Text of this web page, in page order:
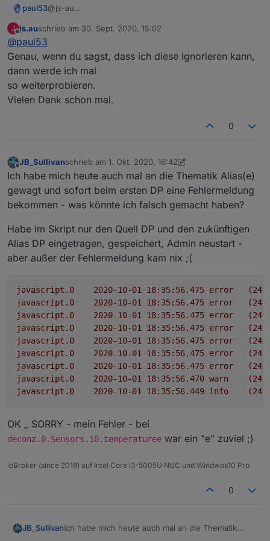
paul53@js-au
anmeckert, die er nicht kennt ?
Das solltest Du ignorieren.
J
Offline
js.auschrieb am 30. Sept. 2020, 15:02
zuletzt editiert von
@paul53
Genau, wenn du sagst, dass ich diese ignorieren kann,
dann werde ich mal
so weiterprobieren.
Vielen Dank schon mal.
0
Offline
JB_Sullivanschrieb am 1. Okt. 2020, 16:42
zuletzt editiert von JB_Sullivan10. Jan. 2020, 18:47
Ich habe mich heute auch mal an die Thematik Alias(e)
gewagt und sofort beim ersten DP eine Fehlermeldung
bekommen - was könnte ich falsch gemacht haben?
Habe im Skript nur den Quell DP und den zukünftigen
Alias DP eingetragen, gespeichert, Admin neustart -
aber außer der Fehlermeldung kam nix ;(
javascript.0 error
javascript.0
error
javascript.0
error
javascript.0
error
javascript.0
error
javascript.0
error
javascript.0
error
javascript.0
warn
javascript.0
info
OK _ SORRY - mein Fehler - bei
deconz.0.Sensors.10.temperaturee war ein "e" zuviel ;)
ioBroker (since 2018) auf Intel Core i3-5005U NUC und Windwos10 Pro
0
JB_SullivanIch habe mich heute auch mal an die Thematik